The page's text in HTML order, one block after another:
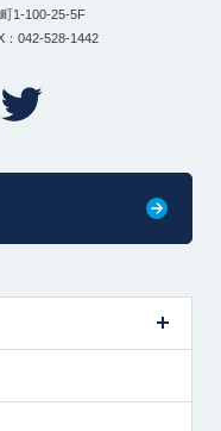
1-100-25-5F
：042-528-1442